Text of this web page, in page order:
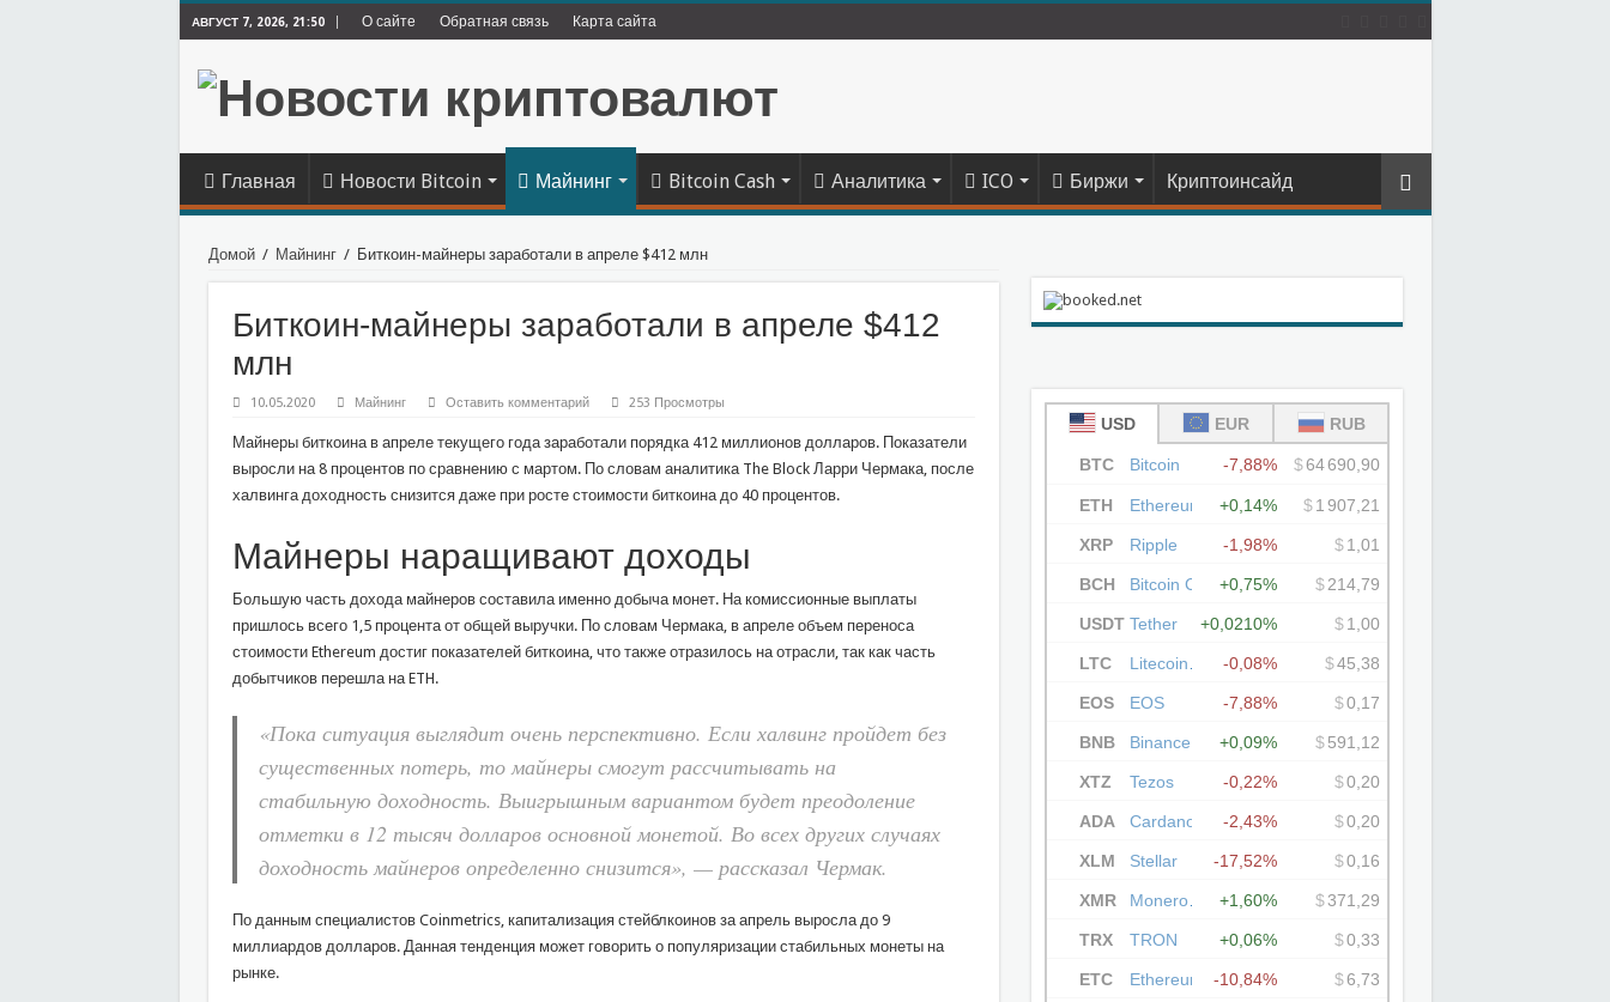
АВГУСТ 7, 2026, 21:50 О сайте Обратная связь Карта сайта
Главная Новости Bitcoin Майнинг Bitcoin Cash Аналитика ICO Биржи Криптоинсайд
Домой / Майнинг / Биткоин-майнеры заработали в апреле $412 млн
Биткоин-майнеры заработали в апреле $412
млн
10.05.2020 Майнинг Оставить комментарий 253 Просмотры
Майнеры биткоина в апреле текущего года заработали порядка 412 миллионов долларов. Показатели
выросли на 8 процентов по сравнению с мартом. По словам аналитика The Block Ларри Чермака, после
халвинга доходность снизится даже при росте стоимости биткоина до 40 процентов.
Майнеры наращивают доходы
Большую часть дохода майнеров составила именно добыча монет. На комиссионные выплаты
пришлось всего 1,5 процента от общей выручки. По словам Чермака, в апреле объем переноса
стоимости Ethereum достиг показателей биткоина, что также отразилось на отрасли, так как часть
добытчиков перешла на ETH.
«Пока ситуация выглядит очень перспективно. Если халвинг пройдет без
существенных потерь, то майнеры смогут рассчитывать на
стабильную доходность. Выигрышным вариантом будет преодоление
отметки в 12 тысяч долларов основной монетой. Во всех других случаях
доходность майнеров определенно снизится», — рассказал Чермак.
По данным специалистов Coinmetrics, капитализация стейблкоинов за апрель выросла до 9
миллиардов долларов. Данная тенденция может говорить о популяризации стабильных монеты на
рынке.